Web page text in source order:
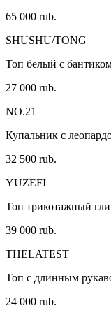
65 000 rub.
SHUSHU/TONG
Топ белый с
27 000 rub.
NO.21
Купальник с
32 500 rub.
YUZEFI
Топ трикотажный
39 000 rub.
THELATEST
Топ с длинным
24 000 rub.